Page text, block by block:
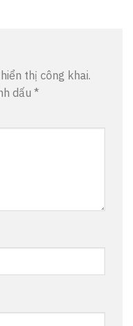
thị công khai.
dấu *